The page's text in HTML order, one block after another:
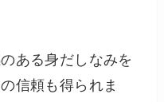
ある身だしなみを
信頼も得られま